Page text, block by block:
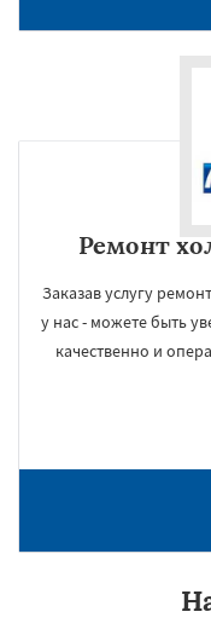
Ремонт
Заказав услугу
у нас - можете быть
качественно и